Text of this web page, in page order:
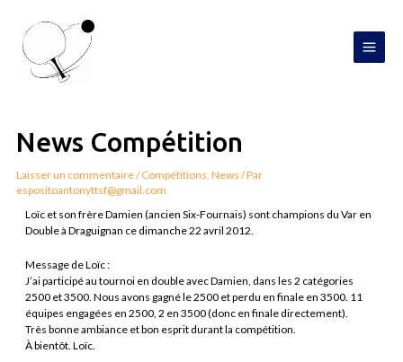
contenu
News Compétition
Laisser un commentaire/Compétitions,News / Par
espositoantonyttsf@gmail.com
Loïc et son frère Damien (ancien Six-Fournais) sont champions du Var en
Double à Draguignan ce dimanche 22 avril 2012.
Message de Loïc :
J’ai participé au tournoi en double avec Damien, dans les 2 catégories
2500 et 3500. Nous avons gagné le 2500 et perdu en finale en 3500. 11
équipes engagées en 2500, 2 en 3500 (donc en finale directement).
Très bonne ambiance et bon esprit durant la compétition.
À bientôt. Loïc.